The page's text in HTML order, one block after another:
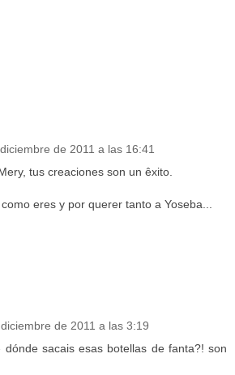
de 2011 a las 16:41
tus creaciones son un êxito.
eres y por querer tanto a Yoseba...
de 2011 a las 3:19
dónde sacais esas botellas de fanta?! son